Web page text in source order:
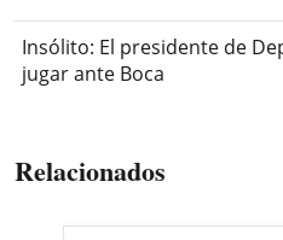
Insólito: El presidente de
jugar ante Boca
Relacionados